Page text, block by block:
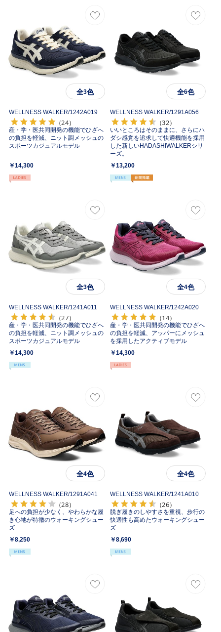
全3色
WELLNESS WALKER/1242A019
（24）
産・学・医共同開発の機能でひざへ
の負担を軽減、ニット調メッシュの
スポーツカジュアルモデル
￥14,300
全6色
WELLNESS WALKER/1291A056
（32）
いいところはそのままに、さらにハ
ダシ感覚を追求して快適機能を採用
した新しいHADASHIWALKERシリ
ーズ。
￥13,200
全3色
WELLNESS WALKER/1241A011
（27）
産・学・医共同開発の機能でひざへ
の負担を軽減、ニット調メッシュの
スポーツカジュアルモデル
￥14,300
全4色
WELLNESS WALKER/1242A020
（14）
産・学・医共同開発の機能でひざへ
の負担を軽減、アッパーにメッシュ
を採用したアクティブモデル
￥14,300
全4色
WELLNESS WALKER/1291A041
（28）
足への負担が少なく、やわらかな履
き心地が特徴のウォーキングシュー
ズ
￥8,250
全4色
WELLNESS WALKER/1241A010
（26）
脱ぎ履きのしやすさを重視、歩行の
快適性も高めたウォーキングシュー
ズ
￥8,690